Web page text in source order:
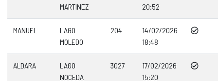
MARTINEZ
20:52
MANUEL
LAGO
MOLEDO
204
14/02/2026
18:48
ALDARA
LAGO
NOCEDA
3027
17/02/2026
15:20